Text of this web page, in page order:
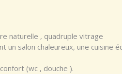
naturelle , quadruple vitrage
un salon chaleureux, une cuisine
(wc , douche ).